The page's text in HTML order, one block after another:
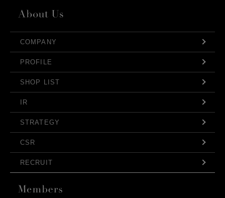
COMPANY
PROFILE
SHOP LIST
IR
STRATEGY
CSR
RECRUIT